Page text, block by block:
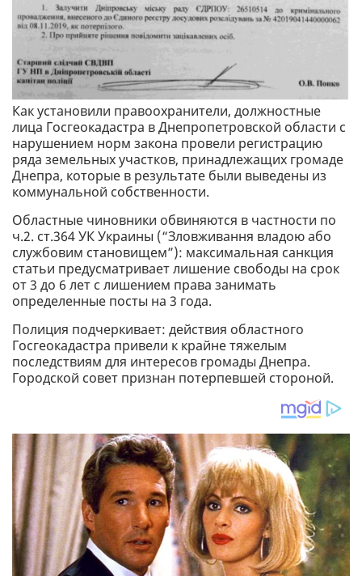
Как установили правоохранители, должностные
лица Госгеокадастра в Днепропетровской области с
нарушением норм закона провели регистрацию
ряда земельных участков, принадлежащих громаде
Днепра, которые в результате были выведены из
коммунальной собственности.
Областные чиновники обвиняются в частности по
ч.2. ст.364 УК Украины (“Зловживання владою або
службовим становищем”): максимальная санкция
статьи предусматривает лишение свободы на срок
от 3 до 6 лет с лишением права занимать
определенные посты на 3 года.
Полиция подчеркивает: действия областного
Госгеокадастра привели к крайне тяжелым
последствиям для интересов громады Днепра.
Городской совет признан потерпевшей стороной.